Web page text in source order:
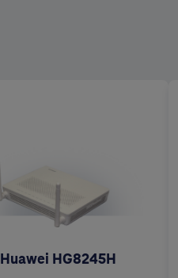
Huawei HG8245H